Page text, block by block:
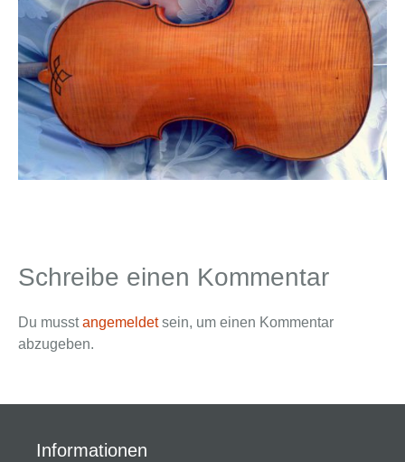
Schreibe einen Kommentar
Du musstangemeldetsein, um einen Kommentar
abzugeben.
Informationen